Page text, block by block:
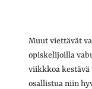
Muut viettävät
opiskelijoilla
viikkkoa
osallistua niin